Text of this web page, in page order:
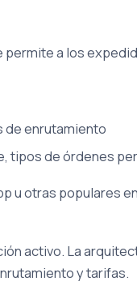
a los
de enrutamiento
tipos de órdenes
u otras populares
activo. La
y tarifas.